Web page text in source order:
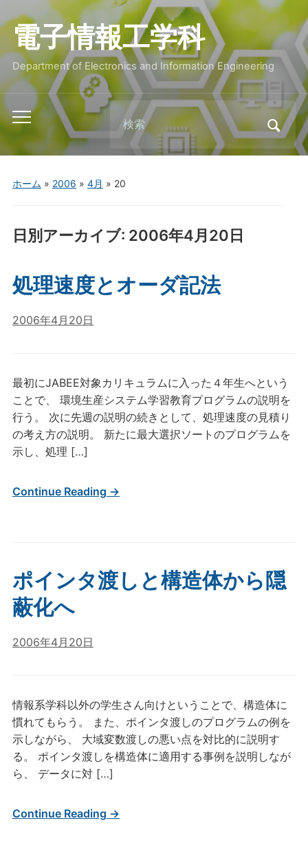
電子情報工学科
Department of Electronics and Information Engineering
Toggle
mobile
menu
Search
for:
ホーム » 2006 » 4月 » 20
日別アーカイブ: 2006年4月20日
処理速度とオーダ記法
2006年4月20日
最初にJABEE対象カリキュラムに入った４年生へという
ことで、 環境生産システム学習教育プログラムの説明を
行う。 次に先週の説明の続きとして、処理速度の見積り
の考え方の説明。 新たに最大選択ソートのプログラムを
示し、処理 […]
Continue Reading →
ポインタ渡しと構造体から隠
蔽化へ
2006年4月20日
情報系学科以外の学生さん向けということで、構造体に
慣れてもらう。 また、ポインタ渡しのプログラムの例を
示しながら、 大域変数渡しの悪い点を対比的に説明す
る。 ポインタ渡しを構造体に適用する事例を説明しなが
ら、 データに対 […]
Continue Reading →